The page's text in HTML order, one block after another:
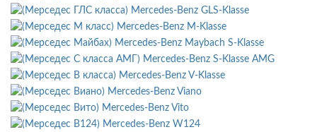
Mercedes-Benz GLS-Klasse
Mercedes-Benz M-Klasse
Mercedes-Benz Maybach S-Klasse
Mercedes-Benz S-Klasse AMG
Mercedes-Benz V-Klasse
Mercedes-Benz Viano
Mercedes-Benz Vito
Mercedes-Benz W124